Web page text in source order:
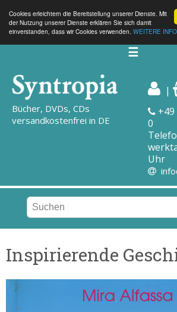
Cookies erleichtern die Bereitstellung unserer Dienste. Mit
der Nutzung unserer Dienste erklären Sie sich damit
einverstanden, dass wir Cookies verwenden. WEITERE
☰
Bücher, DVDs, CDs
versandkostenfrei in DE
|
+49
0
Uhr
Inspirierende